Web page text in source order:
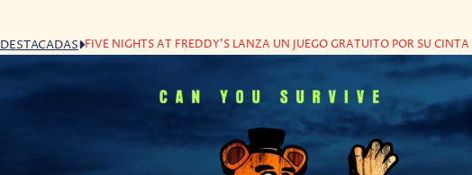
DESTACADAS FIVE NIGHTS AT FREDDY'S LANZA UN JUEGO GRATUITO POR SU CINTA